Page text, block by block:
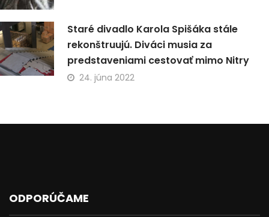
Staré divadlo Karola Spišáka stále
rekonštruujú. Diváci musia za
predstaveniami cestovať mimo Nitry
24. júna 2022
ODPORÚČAME